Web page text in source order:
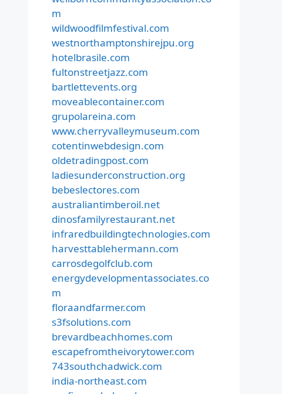
m
wildwoodfilmfestival.com
westnorthamptonshirejpu.org
hotelbrasile.com
fultonstreetjazz.com
bartlettevents.org
moveablecontainer.com
grupolareina.com
www.cherryvalleymuseum.com
cotentinwebdesign.com
oldetradingpost.com
ladiesunderconstruction.org
bebeslectores.com
australiantimberoil.net
dinosfamilyrestaurant.net
infraredbuildingtechnologies.com
harvesttablehermann.com
carrosdegolfclub.com
energydevelopmentassociates.co
m
floraandfarmer.com
s3fsolutions.com
brevardbeachhomes.com
escapefromtheivorytower.com
743southchadwick.com
india-northeast.com